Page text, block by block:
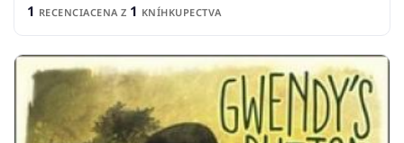
1 RECENCIACENA Z 1 KNÍHKUPECTVA